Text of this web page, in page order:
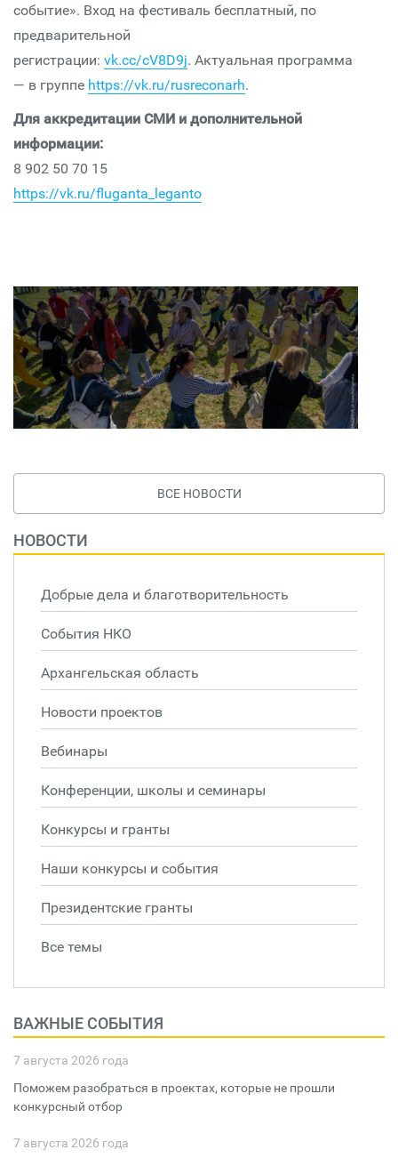
событие». Вход на фестиваль бесплатный, по
предварительной
регистрации: vk.cc/cV8D9j. Актуальная программа
— в группе https://vk.ru/rusreconarh.
Для аккредитации СМИ и дополнительной
информации:
8 902 50 70 15
https://vk.ru/fluganta_leganto
ВСЕ НОВОСТИ
НОВОСТИ
Добрые дела и благотворительность
События НКО
Архангельская область
Новости проектов
Вебинары
Конференции, школы и семинары
Конкурсы и гранты
Наши конкурсы и события
Президентские гранты
Все темы
ВАЖНЫЕ СОБЫТИЯ
7 августа 2026 года
Поможем разобраться в проектах, которые не прошли
конкурсный отбор
7 августа 2026 года